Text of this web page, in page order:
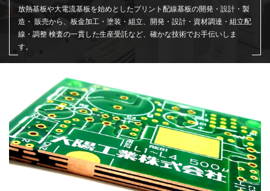
放熱基板や大電流基板を始めとしたプリント配線基板の開発・設計・製
造・ 販売から、板金加工・塗装・組立、開発・設計・資材調達・組立配
線・調整 検査の一貫した生産受託など、確かな技術でお手伝いしま
す。